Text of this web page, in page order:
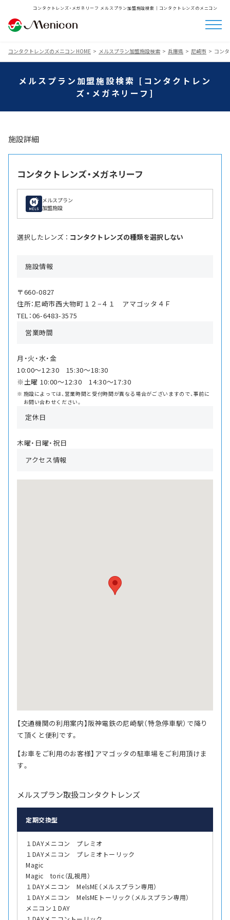
コンタクトレンズ・メガネリーフ メルスプラン加盟施設検索│コンタクトレンズのメニコン
コンタクトレンズのメニコン HOME メルスプラン加盟施設検索 兵庫県 尼崎市 コン
メルスプラン加盟施設検索 [コンタクトレン
ズ・メガネリーフ]
施設詳細
コンタクトレンズ・メガネリーフ
メルスプラン
加盟施設
選択したレンズ ： コンタクトレンズの種類を選択しない
施設情報
〒660-0827
住所：尼崎市西大物町１２−４１ アマゴッタ４Ｆ
TEL：06-6483-3575
営業時間
月・火・水・金
10:00〜12:30 15:30〜18:30
※土曜 10:00〜12:30 14:30〜17:30
施設によっては、営業時間と受付時間が異なる場合がございますので、事前に
お問い合わせください。
定休日
木曜・日曜・祝日
アクセス情報
【交通機関の利用案内】阪神電鉄の尼崎駅（特急停車駅）で降り
て頂くと便利です。
【お車をご利用のお客様】アマゴッタの駐車場をご利用頂けま
す。
メルスプラン取扱コンタクトレンズ
定期交換型
１DAYメニコン プレミオ
１DAYメニコン プレミオトーリック
Magic
Magic toric（乱視用）
１DAYメニコン MelsME（メルスプラン専用）
１DAYメニコン MelsMEトーリック（メルスプラン専用）
メニコン１DAY